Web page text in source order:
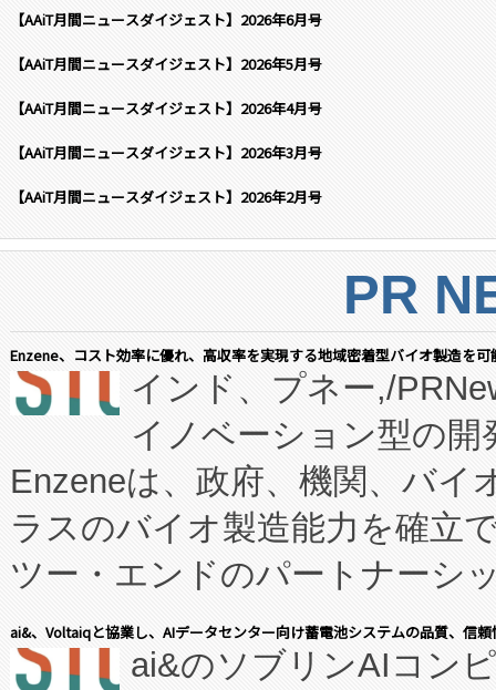
【AAiT月間ニュースダイジェスト】2026年6月号
【AAiT月間ニュースダイジェスト】2026年5月号
【AAiT月間ニュースダイジェスト】2026年4月号
【AAiT月間ニュースダイジェスト】2026年3月号
【AAiT月間ニュースダイジェスト】2026年2月号
PR
Enzene、コスト効率に優れ、高収率を実現する地域密着型バイオ製造を
インド、プネー,/
イノベーション型の
Enzeneは、政府、機関、バイ
ラスのバイオ製造能力を確立
ツー・エンドのパートナーシ
表しました。 同社の実績ある
manufacturing™ (FCCM™) プ
ai&、Voltaiqと協業し、AIデータセンター向け蓄電池システムの品質、信
ai&のソブリンAIコン